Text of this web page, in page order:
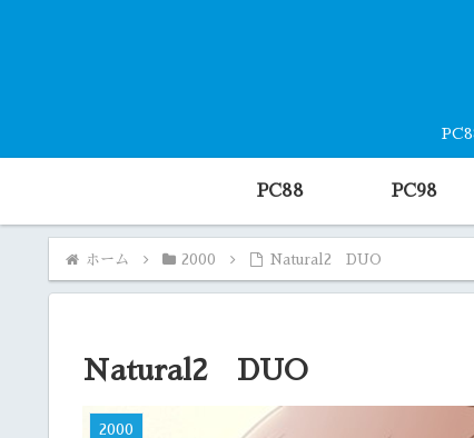
PC88 PC98
ホーム 2000 Natural2 DUO
Natural2 DUO
2000